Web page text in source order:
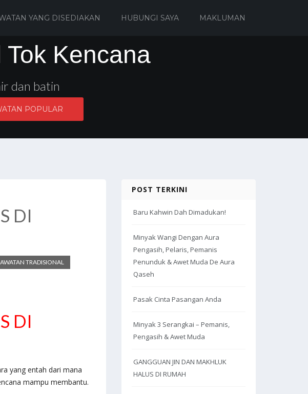
YANG DISEDIAKAN HUBUNGI SAYA MAKLUMAN
Kencana
dan batin
POPULAR
DI
TRADISIONAL
DI
yang entah dari mana
mampu membantu.
POST TERKINI
Baru Kahwin Dah Dimadukan!
Minyak Wangi Dengan Aura
Pengasih, Pelaris, Pemanis
Penunduk & Awet Muda De Aura
Qaseh
Pasak Cinta Pasangan Anda
Minyak 3 Serangkai – Pemanis,
Pengasih & Awet Muda
GANGGUAN JIN DAN MAKHLUK
HALUS DI RUMAH